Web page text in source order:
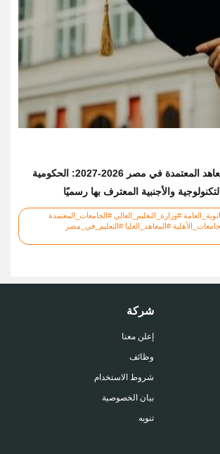
دليل الجامعات والمعاهد المعتمدة في مصر 2026-2027: الحكومية
والأجنبية المعترف بها رسميًا
#وزارة_التعليم_العالي #الجامعات_المعتمدة
#المعاهد_العليا #التعليم_في_مصر
شركة
إعلن معنا
وظائف
شروط الاستخدام
بيان الخصوصية
تنويه